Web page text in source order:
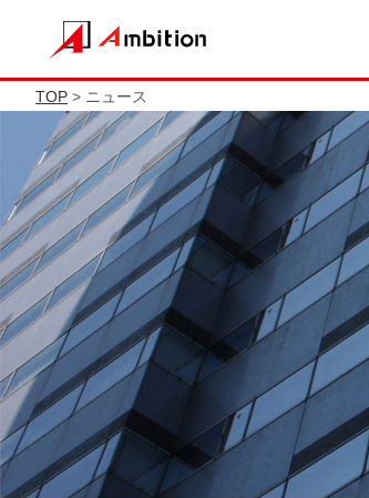
TOP > ニュース